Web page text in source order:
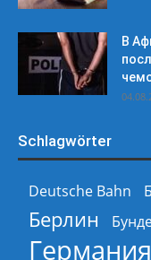
В
Schlagwörter
Deutsche Bahn
Берлин
Германия